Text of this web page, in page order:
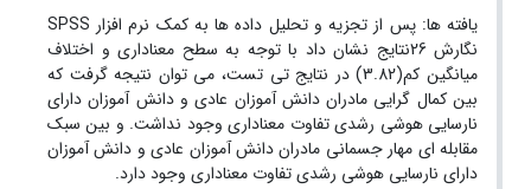
یافته ها: پس از تجزیه و تحلیل داده ها به کمک نرم افزار SPSS
نگارش 26نتایج نشان داد با توجه به سطح معناداری و اختلاف
میانگین کم(3.82) در نتایج تی تست، می توان نتیجه گرفت که
بین کمال گرایی مادران دانش آموزان عادی و دانش آموزان دارای
نارسایی هوشی رشدی تفاوت معناداری وجود نداشت. و بین سبک
مقابله ای مهار جسمانی مادران دانش آموزان عادی و دانش آموزان
دارای نارسایی هوشی رشدی تفاوت معناداری وجود دارد.